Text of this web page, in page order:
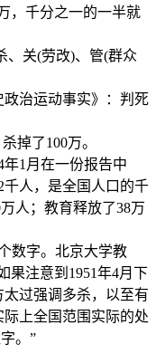
，千分之一的一半就
、关(劳改)、管(群众
治运动事实》：判死
掉了100万。
1月在一份报告中
千人，是全国人口的千
人；教育释放了38万
数字。北京大学教
果注意到1951年4月下
过强调多杀，以至有
上全国范围实际的处
。”